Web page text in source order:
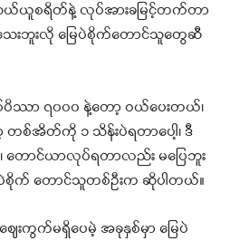
သယ်ယူစရိတ်နဲ့ လုပ်အားခမြင့်တက်တာ
ေးဘူးလို မြေပဲစိုက်တောင်သူတွေဆီ
ပိဿာ ၇၀၀၀ နဲ့တော့ ဝယ်ပေးတယ်၊
ာ့ တစ်အိတ်ကို ၁ သိန်းပဲရတာပေါ့၊ ဒီ
၊ တောင်ယာလုပ်ရတာလည်း မပြေဘူး
ပဲစိုက် တောင်သူတစ်ဦးက ဆိုပါတယ်။
းကွက်မရှိပေမဲ့ အခုနှစ်မှာ မြေပဲ